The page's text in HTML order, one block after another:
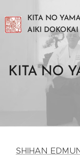
KITA NO
AIKI DOKOKAI
KITA NO
SHIHAN